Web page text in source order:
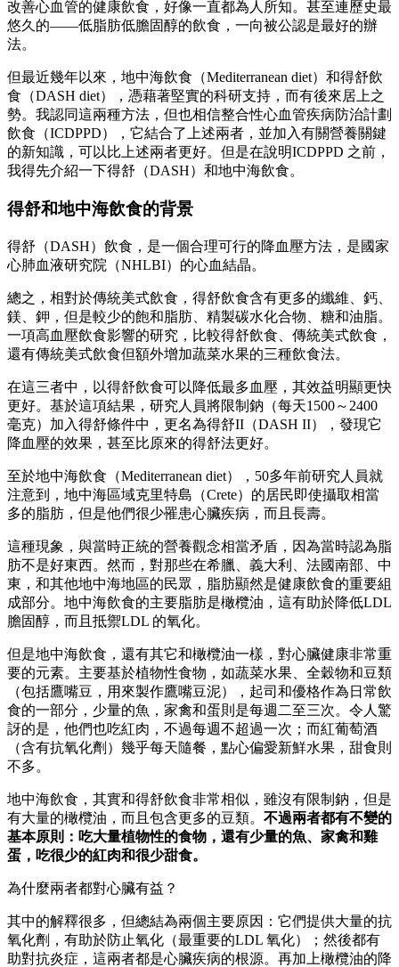
改善心血管的健康飲食，好像一直都為人所知。甚至連歷史最
悠久的——低脂肪低膽固醇的飲食，一向被公認是最好的辦
法。
但最近幾年以來，地中海飲食（Mediterranean diet）和得舒飲
食（DASH diet），憑藉著堅實的科研支持，而有後來居上之
勢。我認同這兩種方法，但也相信整合性心血管疾病防治計劃
飲食（ICDPPD），它結合了上述兩者，並加入有關營養關鍵
的新知識，可以比上述兩者更好。但是在說明ICDPPD 之前，
我得先介紹一下得舒（DASH）和地中海飲食。
得舒和地中海飲食的背景
得舒（DASH）飲食，是一個合理可行的降血壓方法，是國家
心肺血液研究院（NHLBI）的心血結晶。
總之，相對於傳統美式飲食，得舒飲食含有更多的纖維、鈣、
鎂、鉀，但是較少的飽和脂肪、精製碳水化合物、糖和油脂。
一項高血壓飲食影響的研究，比較得舒飲食、傳統美式飲食，
還有傳統美式飲食但額外增加蔬菜水果的三種飲食法。
在這三者中，以得舒飲食可以降低最多血壓，其效益明顯更快
更好。基於這項結果，研究人員將限制鈉（每天1500～2400
毫克）加入得舒條件中，更名為得舒II（DASH II），發現它
降血壓的效果，甚至比原來的得舒法更好。
至於地中海飲食（Mediterranean diet），50多年前研究人員就
注意到，地中海區域克里特島（Crete）的居民即使攝取相當
多的脂肪，但是他們很少罹患心臟疾病，而且長壽。
這種現象，與當時正統的營養觀念相當矛盾，因為當時認為脂
肪不是好東西。然而，對那些在希臘、義大利、法國南部、中
東，和其他地中海地區的民眾，脂肪顯然是健康飲食的重要組
成部分。地中海飲食的主要脂肪是橄欖油，這有助於降低LDL
膽固醇，而且抵禦LDL 的氧化。
但是地中海飲食，還有其它和橄欖油一樣，對心臟健康非常重
要的元素。主要基於植物性食物，如蔬菜水果、全穀物和豆類
（包括鷹嘴豆，用來製作鷹嘴豆泥），起司和優格作為日常飲
食的一部分，少量的魚，家禽和蛋則是每週二至三次。令人驚
訝的是，他們也吃紅肉，不過每週不超過一次；而紅葡萄酒
（含有抗氧化劑）幾乎每天隨餐，點心偏愛新鮮水果，甜食則
不多。
地中海飲食，其實和得舒飲食非常相似，雖沒有限制鈉，但是
有大量的橄欖油，而且包含更多的豆類。 不過兩者都有不變的
基本原則：吃大量植物性的食物，還有少量的魚、家禽和雞
蛋，吃很少的紅肉和很少甜食。
為什麼兩者都對心臟有益？
其中的解釋很多，但總結為兩個主要原因：它們提供大量的抗
氧化劑，有助於防止氧化（最重要的LDL 氧化）；然後都有
助對抗炎症，這兩者都是心臟疾病的根源。再加上橄欖油的降